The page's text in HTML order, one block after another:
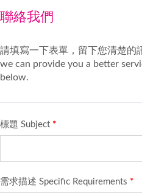
聯絡我們
請填寫一下表單，留下您清楚的
we can provide you a better
below.
標題 Subject *
需求描述 Specific Requirements *